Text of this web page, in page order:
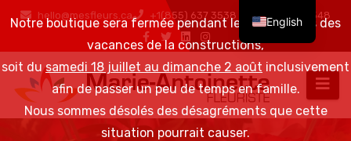
Notre boutique sera fermée pendant les 2 semaines des
vacances de la constructions,
soit dusamedi 18 juillet au dimanche 2 août inclusivement
afin de passer un peu de temps en famille.
Nous sommes désolés des désagréments que cette
situation pourrait causer.
hello@mesfleurs.ca +1(855) 637 3538 / +1(819) 376 6548
English